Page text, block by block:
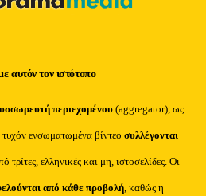
αυτόν τον ιστότοπο
περιεχομένου (aggregator), ως
τυχόν ενσωματωμένα βίντεοσυλλέγονται
τρίτες, ελληνικές και μη, ιστοσελίδες. Οι
από κάθε προβολή, καθώς η